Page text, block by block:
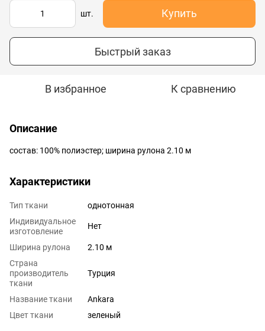
шт. Купить
Быстрый заказ
В избранное К сравнению
Описание
состав: 100% полиэстер; ширина рулона 2.10 м
Характеристики
Тип ткани
однотонная
Индивидуальное
изготовление
Нет
Ширина рулона
2.10 м
Страна
производитель
ткани
Турция
Название ткани
Ankara
Цвет ткани
зеленый